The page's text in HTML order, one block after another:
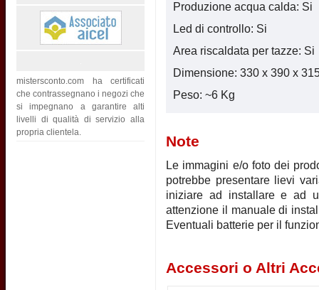
mistersconto.com ha certificati
che contrassegnano i negozi che
si impegnano a garantire alti
livelli di qualità di servizio alla
propria clientela.
Produzione acqua calda: Si
Led di controllo: Si
Area riscaldata per tazze: Si
Dimensione: 330 x 390 x
Peso: ~6 Kg
Note
Le immagini e/o foto dei
potrebbe presentare lievi
iniziare ad installare e ad
attenzione il manuale di
Eventuali batterie per il
Accessori o Altri